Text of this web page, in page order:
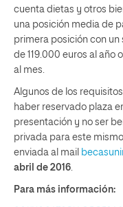
cuenta dietas y otros
una posición media de
primera posición con un
de 119.000 euros al año
al mes.
Algunos de los
haber reservado plaza
presentación y no ser
privada para este
enviada al mail
abril de 2016.
Para más información: